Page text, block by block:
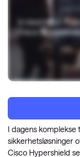
I dagens komplekse
sikkerhetsløsninger
Cisco Hypershield